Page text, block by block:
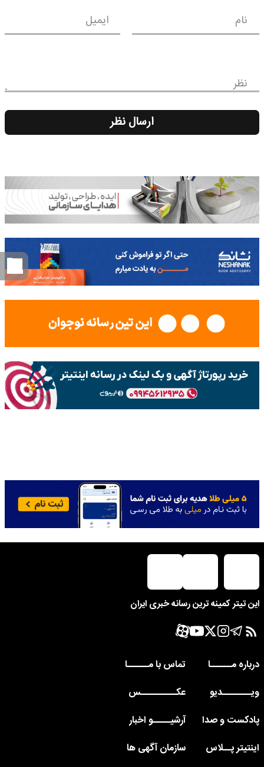
نام ایمیل
نظر
ارسال نظر
این تیتر کمینه ترین رسانه خبری ایران
درباره مــــــا
تماس با مــــــا
ویــــــــدیو
عکــــــــــس
پادکست و صدا
آرشیـــــو اخبار
اینتیتر پــلاس
سازمان آگهی ها